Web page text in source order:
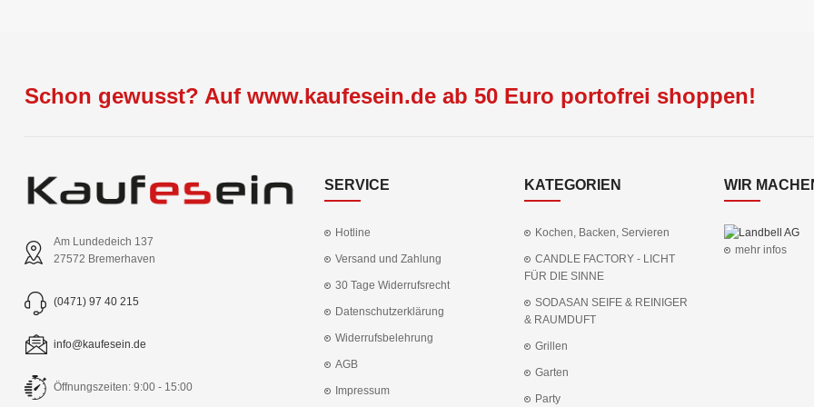
Schon gewusst? Auf www.kaufesein.de ab 50 Euro portofrei shoppen!
Am Lundedeich 137
27572 Bremerhaven
(0471) 97 40 215
info@kaufesein.de
Öffnungszeiten: 9:00 - 15:00
SERVICE
Hotline
Versand und Zahlung
30 Tage Widerrufsrecht
Datenschutzerklärung
Widerrufsbelehrung
AGB
Impressum
KATEGORIEN
Kochen, Backen, Servieren
CANDLE FACTORY - LICHT
FÜR DIE SINNE
SODASAN SEIFE & REINIGER
& RAUMDUFT
Grillen
Garten
Party
WIR
mehr infos